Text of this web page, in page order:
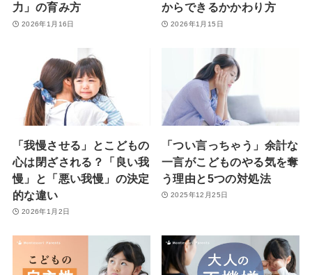
力」の育み方
2026年1月16日
からできるかかわり方
2026年1月15日
「我慢させる」とこどもの
心は閉ざされる？「良い我
慢」と「悪い我慢」の決定
的な違い
2026年1月2日
「つい言っちゃう」余計な
一言がこどものやる気を奪
う理由と5つの対処法
2025年12月25日